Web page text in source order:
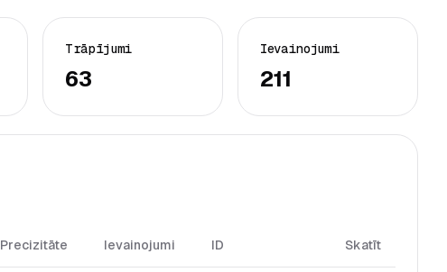
Trāpījumi
63
Ievainojumi
211
Precizitāte Ievainojumi ID Skatīt